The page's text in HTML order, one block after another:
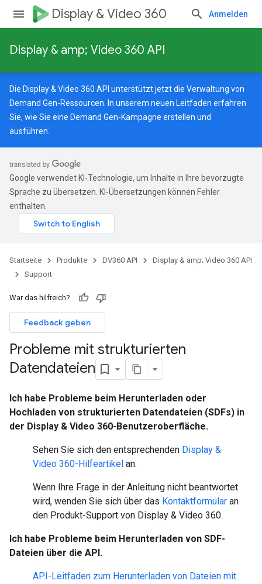
Display & Video 360 Anmelden
Display & amp; Video 360 API
Die Display & Video 360 API unterstützt jetzt die Verwaltung von
Demand Gen-Ressourcen.
In unserem neuen Leitfaden erfahren
Sie, wie Sie eine Demand Gen-Kampagne erstellen und
ausführen.
Google verwendet KI-Technologie, um Inhalte in Ihre bevorzugte
Sprache zu übersetzen. KI-Übersetzungen können Fehler
enthalten.
Startseite Produkte DV360 API
Display & amp; Video 360 API
Support
War das hilfreich?
Feedback geben
Probleme mit strukturierten
Datendateien
Ich habe Probleme beim Herunterladen oder
Hochladen von strukturierten Datendateien (SDFs) in
der Display & Video 360-Benutzeroberfläche.
Sehen Sie sich den entsprechenden Display &
Video 360-Hilfeartikel an.
Wenn Ihre Frage in der Anleitung nicht beantwortet
wird, wenden Sie sich über das Kontaktformular an
den Produkt-Support von Display & Video 360.
Ich habe Probleme beim Herunterladen von SDF-
Dateien über die API.
API-Leitfaden zum Herunterladen von Dateien mit